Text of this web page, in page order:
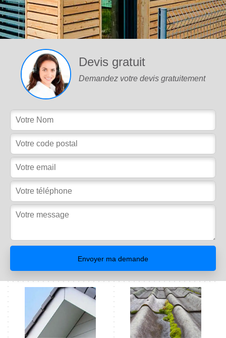
Devis gratuit
Demandez votre devis gratuitement